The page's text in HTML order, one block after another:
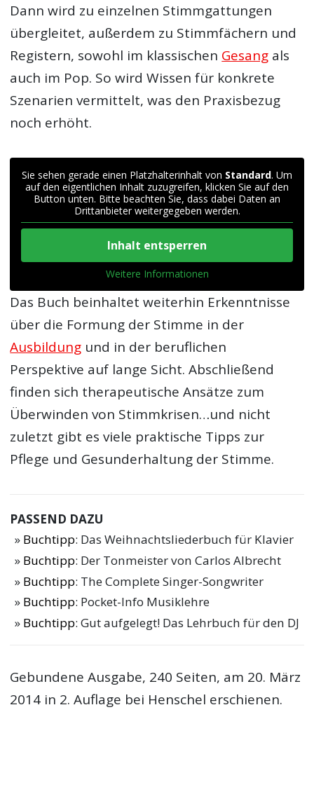
Dann wird zu einzelnen Stimmgattungen
übergleitet, außerdem zu Stimmfächern und
Registern, sowohl im klassischen Gesang als
auch im Pop. So wird Wissen für konkrete
Szenarien vermittelt, was den Praxisbezug
noch erhöht.
Sie sehen gerade einen Platzhalterinhalt von Standard. Um
auf den eigentlichen Inhalt zuzugreifen, klicken Sie auf den
Button unten. Bitte beachten Sie, dass dabei Daten an
Drittanbieter weitergegeben werden.
Inhalt entsperren
Weitere Informationen
Das Buch beinhaltet weiterhin Erkenntnisse
über die Formung der Stimme in der
Ausbildung und in der beruflichen
Perspektive auf lange Sicht. Abschließend
finden sich therapeutische Ansätze zum
Überwinden von Stimmkrisen…und nicht
zuletzt gibt es viele praktische Tipps zur
Pflege und Gesunderhaltung der Stimme.
PASSEND DAZU
Buchtipp: Das Weihnachtsliederbuch für Klavier
Buchtipp: Der Tonmeister von Carlos Albrecht
Buchtipp: The Complete Singer-Songwriter
Buchtipp: Pocket-Info Musiklehre
Buchtipp: Gut aufgelegt! Das Lehrbuch für den DJ
Gebundene Ausgabe, 240 Seiten, am 20. März
2014 in 2. Auflage bei Henschel erschienen.